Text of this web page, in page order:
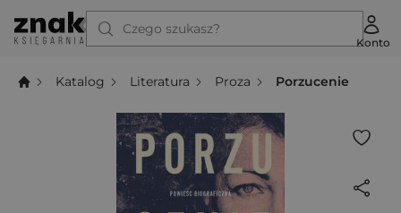
Czego szukasz?
Konto
Katalog Literatura Proza Porzucenie